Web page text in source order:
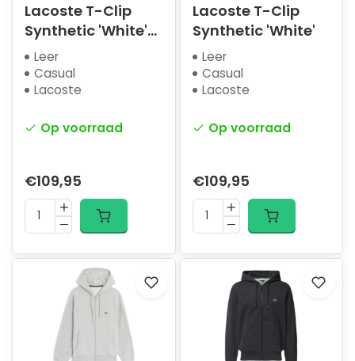
Lacoste T-Clip
Synthetic 'White'
(W)
Leer
Casual
Lacoste
Op voorraad
€109,95
Lacoste T-Clip
Synthetic 'White'
Leer
Casual
Lacoste
Op voorraad
€109,95